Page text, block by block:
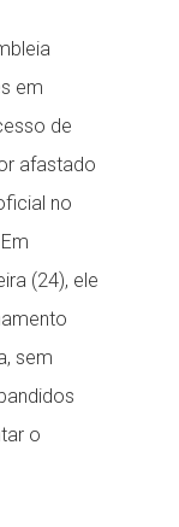
em
de
afastado
no
(24), ele
sem
o